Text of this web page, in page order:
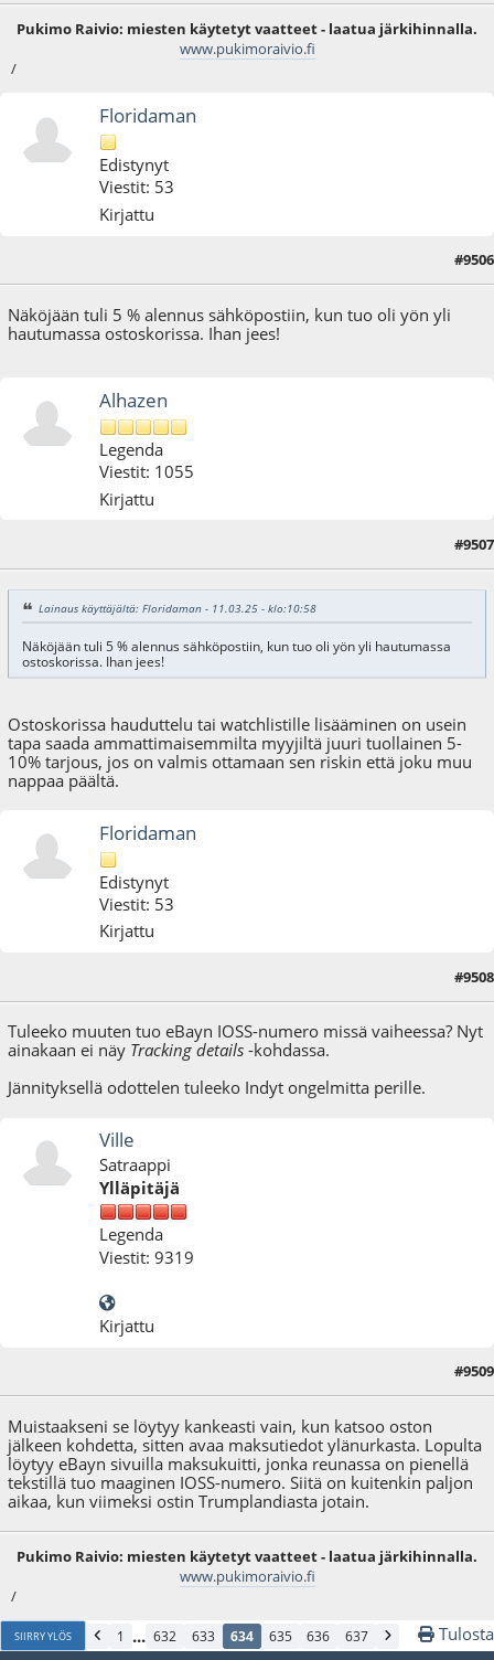
Pukimo Raivio: miesten käytetyt vaatteet - laatua järkihinnalla.
www.pukimoraivio.fi
/
Floridaman
Edistynyt
Viestit: 53
Kirjattu
#9506
Näköjään tuli 5 % alennus sähköpostiin, kun tuo oli yön yli
hautumassa ostoskorissa. Ihan jees!
Alhazen
Legenda
Viestit: 1055
Kirjattu
#9507
Lainaus käyttäjältä: Floridaman - 11.03.25 - klo:10:58
Näköjään tuli 5 % alennus sähköpostiin, kun tuo oli yön yli hautumassa
ostoskorissa. Ihan jees!
Ostoskorissa hauduttelu tai watchlistille lisääminen on usein
tapa saada ammattimaisemmilta myyjiltä juuri tuollainen 5-
10% tarjous, jos on valmis ottamaan sen riskin että joku muu
nappaa päältä.
Floridaman
Edistynyt
Viestit: 53
Kirjattu
#9508
Tuleeko muuten tuo eBayn IOSS-numero missä vaiheessa? Nyt
ainakaan ei näy Tracking details -kohdassa.
Jännityksellä odottelen tuleeko Indyt ongelmitta perille.
Ville
Satraappi
Ylläpitäjä
Legenda
Viestit: 9319
Kirjattu
#9509
Muistaakseni se löytyy kankeasti vain, kun katsoo oston
jälkeen kohdetta, sitten avaa maksutiedot ylänurkasta. Lopulta
löytyy eBayn sivuilla maksukuitti, jonka reunassa on pienellä
tekstillä tuo maaginen IOSS-numero. Siitä on kuitenkin paljon
aikaa, kun viimeksi ostin Trumplandiasta jotain.
Pukimo Raivio: miesten käytetyt vaatteet - laatua järkihinnalla.
www.pukimoraivio.fi
/
SIIRRY YLÖS 1 ... 632 633 634 635 636 637 Tulosta